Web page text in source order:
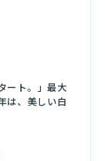
ート。」最大
は、美しい白